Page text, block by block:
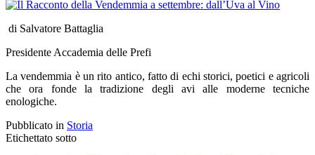
di Salvatore Battaglia
Presidente Accademia delle Prefi
La vendemmia è un rito antico, fatto di echi storici, poetici e agricoli
che ora fonde la tradizione degli avi alle moderne tecniche
enologiche.
Pubblicato in Storia
Etichettato sotto